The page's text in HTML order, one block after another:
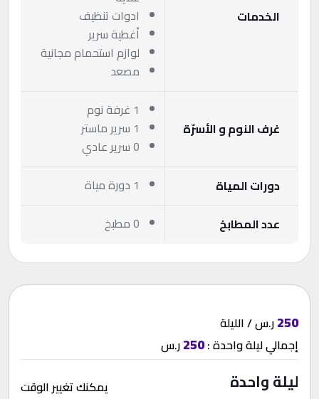
الخدمات
ادوات تنظيف
أغطية سرير
لوازم استحمام مجانية
مصعد
غرف النوم و الأسرّة
1 غرفة نوم
1 سرير ماستر
0 سرير عادي
دورات المياة
1 دورة مياة
عدد المطابخ
0 مطبخ
250ر.س / الليلة
إجماليليلة واحدة:
250ر.س
ليلة واحدة يمكنك تغيير الوقت